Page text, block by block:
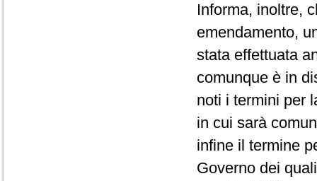
Informa, inoltre,
emendamento,
stata effettuata
comunque è in
noti i termini per
in cui sarà
infine il termine
Governo dei